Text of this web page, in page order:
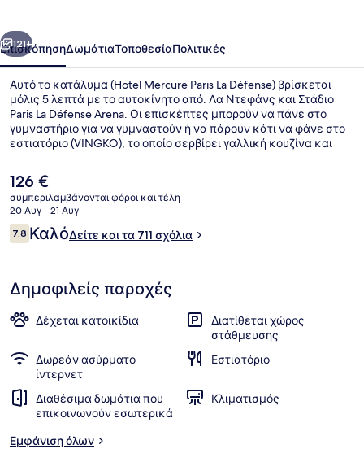
Επόμενο
121+
ΕπισκόπησηΔωμάτιαΤοποθεσίαΠολιτικές
Αυτό το κατάλυμα (Hotel Mercure Paris La Défense) βρίσκεται
μόλις 5 λεπτά με το αυτοκίνητο από: Λα Ντεφάνς και Στάδιο
Paris La Défense Arena. Οι επισκέπτες μπορούν να πάνε στο
γυμναστήριο για να γυμναστούν ή να πάρουν κάτι να φάνε στο
εστιατόριο (VINGKO), το οποίο σερβίρει γαλλική κουζίνα και
χαμάμ και μπαρ με σνακ/ντελικατέσεν.
Η
τρέχουσα
τιμή
είναι
126 €
126 €
συμπεριλαμβάνονται φόροι και τέλη
20 Αυγ - 21 Αυγ
Σχόλια
7,87,8 στα 10
ΚαλόΔείτε και τα 711 σχόλια
Δημοφιλείς παροχές
Δέχεται κατοικίδια
Διατίθεται χώρος
στάθμευσης
Δωρεάν ασύρματο
ίντερνετ
Εστιατόριο
Διαθέσιμα δωμάτια που
επικοινωνούν εσωτερικά
Κλιματισμός
Εμφάνιση όλων